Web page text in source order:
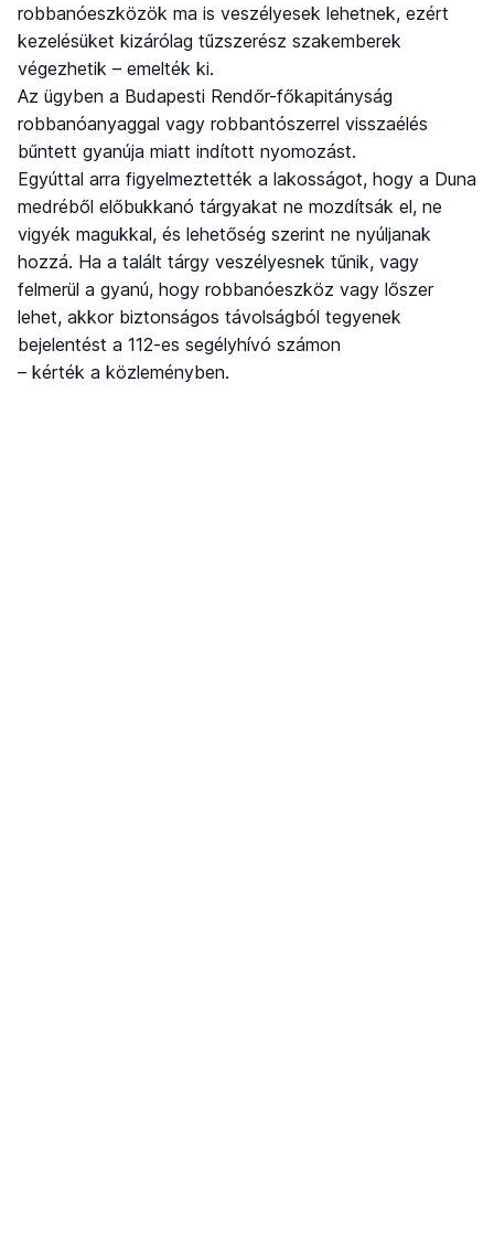
robbanóeszközök ma is veszélyesek lehetnek, ezért
kezelésüket kizárólag tűzszerész szakemberek
végezhetik – emelték ki.
Az ügyben a Budapesti Rendőr-főkapitányság
robbanóanyaggal vagy robbantószerrel visszaélés
bűntett gyanúja miatt indított nyomozást.
Egyúttal arra figyelmeztették a lakosságot, hogy a Duna
medréből előbukkanó tárgyakat ne mozdítsák el, ne
vigyék magukkal, és lehetőség szerint ne nyúljanak
hozzá. Ha a talált tárgy veszélyesnek tűnik, vagy
felmerül a gyanú, hogy robbanóeszköz vagy lőszer
lehet, akkor biztonságos távolságból tegyenek
bejelentést a 112-es segélyhívó számon
– kérték a közleményben.